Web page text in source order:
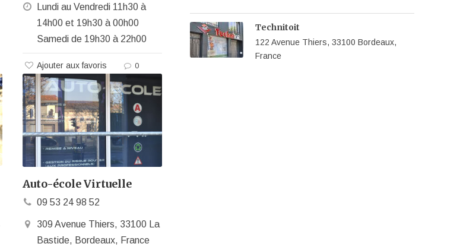
Lundi au Vendredi 11h30 à
14h00 et 19h30 à 00h00
Samedi de 19h30 à 22h00
Ajouter aux favoris 0
Auto-école Virtuelle
09 53 24 98 52
309 Avenue Thiers, 33100 La
Bastide, Bordeaux, France
Technitoit
122 Avenue Thiers, 33100 Bordeaux,
France